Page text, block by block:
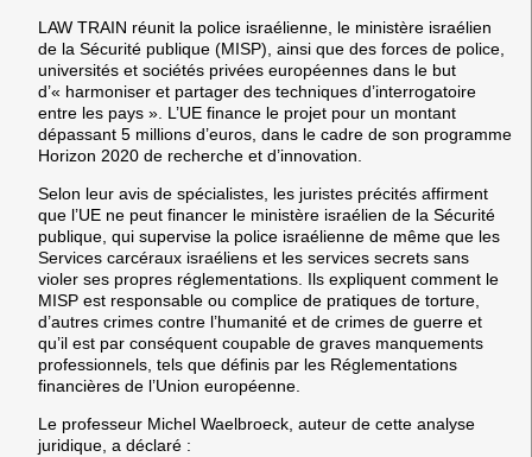
LAW TRAIN réunit la police israélienne, le ministère israélien
de la Sécurité publique (MISP), ainsi que des forces de police,
universités et sociétés privées européennes dans le but
d’« harmoniser et partager des techniques d’interrogatoire
entre les pays ». L’UE finance le projet pour un montant
dépassant 5 millions d’euros, dans le cadre de son programme
Horizon 2020 de recherche et d’innovation.
Selon leur avis de spécialistes, les juristes précités affirment
que l’UE ne peut financer le ministère israélien de la Sécurité
publique, qui supervise la police israélienne de même que les
Services carcéraux israéliens et les services secrets sans
violer ses propres réglementations. Ils expliquent comment le
MISP est responsable ou complice de pratiques de torture,
d’autres crimes contre l’humanité et de crimes de guerre et
qu’il est par conséquent coupable de graves manquements
professionnels, tels que définis par les Réglementations
financières de l’Union européenne.
Le professeur Michel Waelbroeck, auteur de cette analyse
juridique, a déclaré :